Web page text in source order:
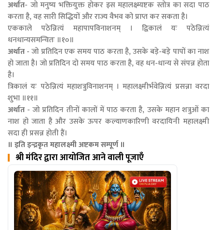
अर्थात- जो मनुष्य भक्तियुक्त होकर इस महालक्ष्म्यष्टक स्तोत्र का सदा पाठ
करता है, वह सारी सिद्धियों और राज्य वैभव को प्राप्त कर सकता है।
एककाले पठेन्नित्यं महापापविनाशनम् । द्विकालं यः पठेन्नित्यं
धनधान्यसमन्वितः ॥१०॥
अर्थात- जो प्रतिदिन एक समय पाठ करता है, उसके बड़े-बड़े पापों का नाश
हो जाता है। जो प्रतिदिन दो समय पाठ करता है, वह धन-धान्य से संपन्न होता
है।
त्रिकालं यः पठेन्नित्यं महाशत्रुविनाशनम् । महालक्ष्मीर्भवेन्नित्यं प्रसन्ना वरदा
शुभा ॥११॥
अर्थात - जो प्रतिदिन तीनों कालों में पाठ करता है, उसके महान शत्रुओं का
नाश हो जाता है और उसके ऊपर कल्याणकारिणी वरदायिनी महालक्ष्मी
सदा ही प्रसन्न होती हैं।
॥ इति इन्द्रकृत महालक्ष्मी अष्टकम सम्पूर्ण ॥
श्री मंदिर द्वारा आयोजित आने वाली पूजाएँ